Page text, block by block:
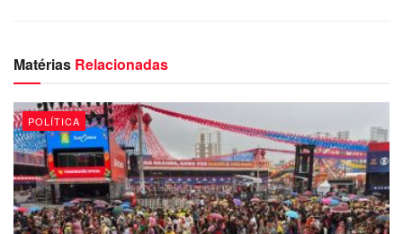
Matérias Relacionadas
POLÍTICA